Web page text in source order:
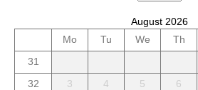
August 2026
Mo
Tu We Th
31
32
3 4 5 6